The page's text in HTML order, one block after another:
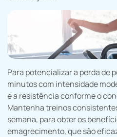
Para potencializar a perda de
minutos com intensidade
e a resistência conforme o
Mantenha treinos
semana, para obter os
emagrecimento, que são